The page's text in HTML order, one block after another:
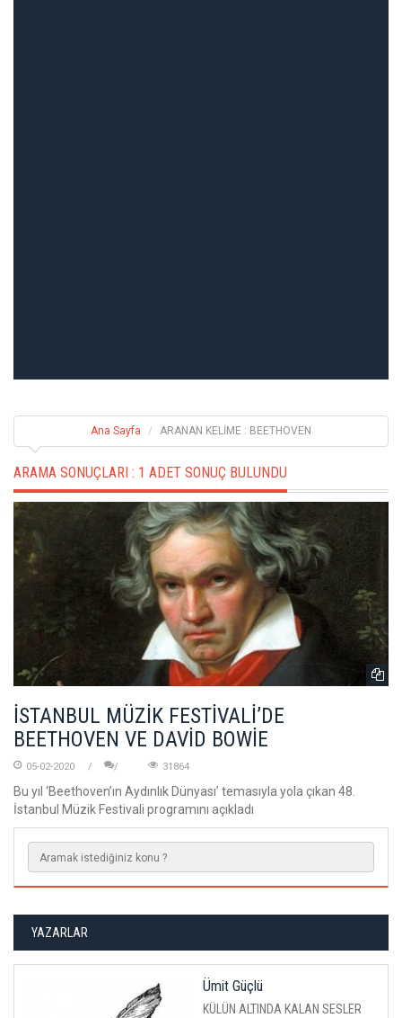
Ana Sayfa ARANAN KELİME : BEETHOVEN
ARAMA SONUÇLARI : 1 ADET SONUÇ BULUNDU
İSTANBUL MÜZİK FESTİVALİ’DE
BEETHOVEN VE DAVİD BOWİE
05-02-2020 31864
Bu yıl ‘Beethoven’ın Aydınlık Dünyası’ temasıyla yola çıkan 48.
İstanbul Müzik Festivali programını açıkladı
YAZARLAR
Ümit Güçlü
KÜLÜN ALTINDA KALAN SESLER